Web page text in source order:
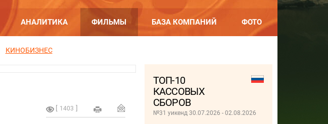
АНАЛИТИКА ФИЛЬМЫ БАЗА КОМПАНИЙ ФОТО
КИНОБИЗНЕС
ТОП-10
КАССОВЫХ
СБОРОВ
№31 уикенд 30.07.2026 - 02.08.2026
1403